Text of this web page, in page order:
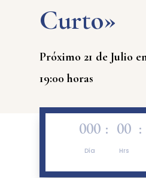
Curto»
Próximo 21 de Julio
19:00 horas
000
Día
: 00
Hrs
: